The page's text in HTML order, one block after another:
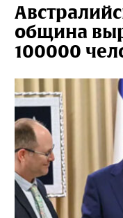
община
100000